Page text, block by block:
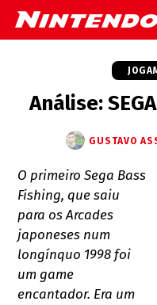
Análise:
GUSTAVO
O primeiro Sega Bass
Fishing, que saiu
para os Arcades
japoneses num
longínquo 1998 foi
um game
encantador. Era um